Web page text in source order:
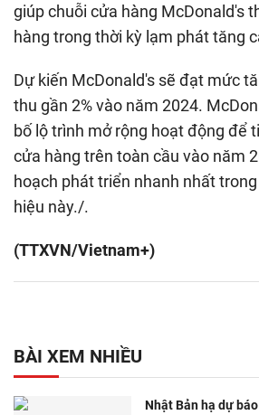
giúp chuỗi cửa hàng McDonald's
hàng trong thời kỳ lạm phát tăng
Dự kiến McDonald's sẽ đạt mức
thu gần 2% vào năm 2024.
bố lộ trình mở rộng hoạt động để
cửa hàng trên toàn cầu vào năm
hoạch phát triển nhanh nhất
hiệu này./.
(TTXVN/Vietnam+)
BÀI XEM NHIỀU
Nhật Bản hạ dự